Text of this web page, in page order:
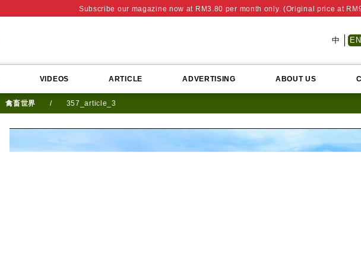
Subscribe our magazine now at RM3.80 per month only. (Original price at
中 EN
VIDEOS ARTICLE ADVERTISING ABOUT US
禽畜世界 / 357_article_3